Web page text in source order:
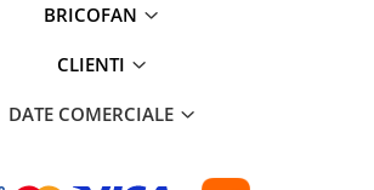
BRICOFAN
CLIENTI
DATE COMERCIALE